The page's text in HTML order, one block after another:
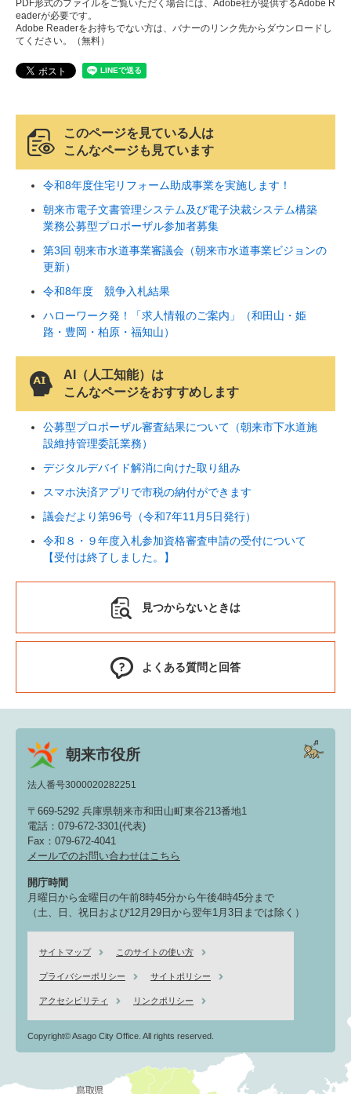
PDF形式のファイルをご覧いただく場合には、Adobe社が提供するAdobe R
eaderが必要です。
Adobe Readerをお持ちでない方は、バナーのリンク先からダウンロードし
てください。（無料）
このページを見ている人は
こんなページも見ています
令和8年度住宅リフォーム助成事業を実施します！
朝来市電子文書管理システム及び電子決裁システム構築
業務公募型プロポーザル参加者募集
第3回 朝来市水道事業審議会（朝来市水道事業ビジョンの
更新）
令和8年度 競争入札結果
ハローワーク発！「求人情報のご案内」（和田山・姫
路・豊岡・柏原・福知山）
AI（人工知能）は
こんなページをおすすめします
公募型プロポーザル審査結果について（朝来市下水道施
設維持管理委託業務）
デジタルデバイド解消に向けた取り組み
スマホ決済アプリで市税の納付ができます
議会だより第96号（令和7年11月5日発行）
令和８・９年度入札参加資格審査申請の受付について
【受付は終了しました。】
見つからないときは
よくある質問と回答
朝来市役所
法人番号3000020282251
〒669-5292 兵庫県朝来市和田山町東谷213番地1
電話：079-672-3301(代表)
Fax：079-672-4041
メールでのお問い合わせはこちら
開庁時間
月曜日から金曜日の午前8時45分から午後4時45分まで
（土、日、祝日および12月29日から翌年1月3日までは除く）
サイトマップ このサイトの使い方
プライバシーポリシー サイトポリシー
アクセシビリティ リンクポリシー
Copyright© Asago City Office. All rights reserved.